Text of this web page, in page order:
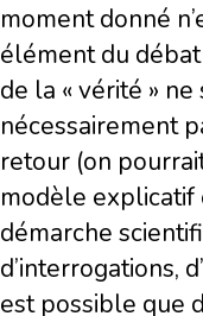
moment donné
élément du
de la « vérité »
nécessairement
retour (on
modèle explicatif
démarche
d’interrogations,
est possible que